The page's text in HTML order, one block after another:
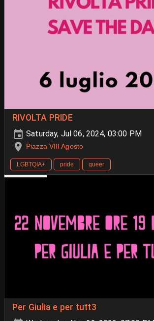
RIVOLTA PRIDE
Saturday, Jul 06, 2024, 03:00 PM
Piazza VIII Agosto
LGBTQIA+ pride queer
Per Giulia e per tutt3